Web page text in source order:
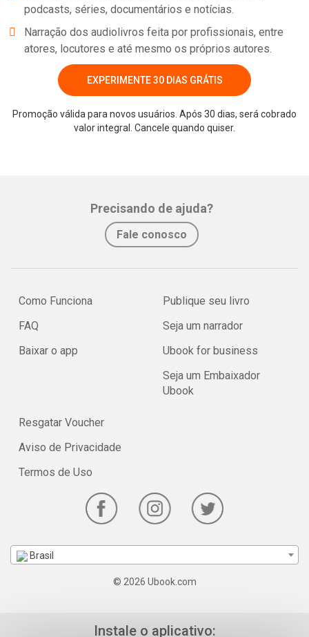
podcasts, séries, documentários e notícias.
Narração dos audiolivros feita por profissionais, entre
atores, locutores e até mesmo os próprios autores.
EXPERIMENTE 30 DIAS GRÁTIS
Promoção válida para novos usuários. Após 30 dias, será cobrado
valor integral. Cancele quando quiser.
Precisando de ajuda?
Fale conosco
Como Funciona
FAQ
Baixar o app
Publique seu livro
Seja um narrador
Ubook for business
Seja um Embaixador
Ubook
Resgatar Voucher
Aviso de Privacidade
Termos de Uso
Brasil
© 2026 Ubook.com
Instale o aplicativo: